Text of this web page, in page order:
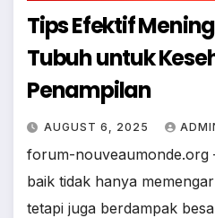
Tips Efektif
Tubuh untuk
Penampilan
AUGUST 6, 2025
forum-nouveaumonde.org
baik tidak hanya
tetapi juga berdampak